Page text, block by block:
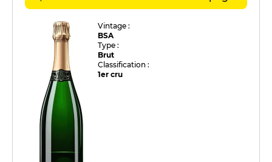
Vintage :
BSA
Type :
Brut
Classification :
1er cru